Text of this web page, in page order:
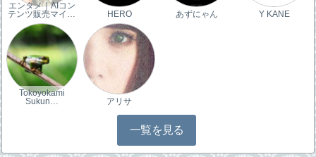
エンタメ｜AIコン
テンツ販売マイ…
HERO あずにゃん Y KANE
Tokoyokami
Sukun…
アリサ
一覧を見る